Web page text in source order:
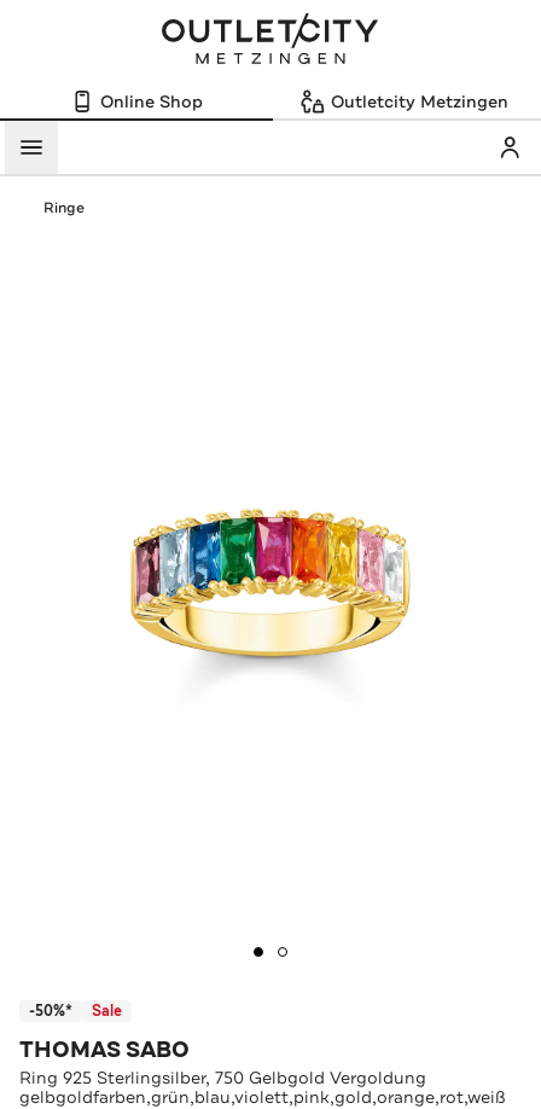
Online Shop Outletcity Metzingen
Menü
Ringe
-50%* Sale
THOMAS SABO
Ring 925 Sterlingsilber, 750 Gelbgold Vergoldung
gelbgoldfarben,grün,blau,violett,pink,gold,orange,rot,weiß